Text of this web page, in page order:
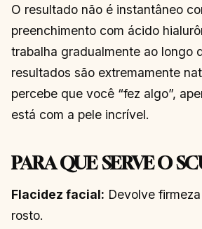
O resultado não é instantâneo
preenchimento com ácido
trabalha gradualmente ao longo
resultados são extremamente
percebe que você “fez algo”,
está com a pele incrível.
PARA QUE SERVE O
Flacidez facial: Devolve
rosto.